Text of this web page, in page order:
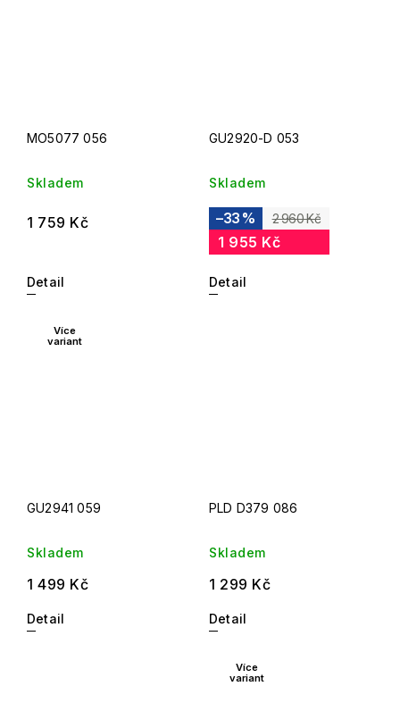
MO5077 056
Skladem
1 759 Kč
Detail
GU2920-D 053
Skladem
2 960 Kč
–33 %
1 955 Kč
Detail
Více
variant
GU2941 059
Skladem
1 499 Kč
Detail
PLD D379 086
Skladem
1 299 Kč
Detail
Více
variant